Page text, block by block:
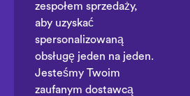
zespołem sprzedaży,
aby uzyskać
spersonalizowaną
obsługę jeden na jeden.
Jesteśmy Twoim
zaufanym dostawcą